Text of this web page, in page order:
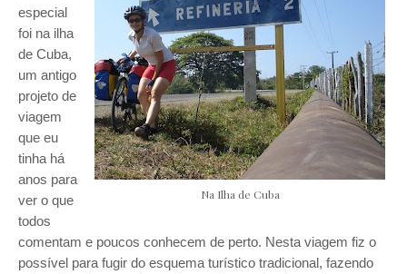
Na Ilha de Cuba
especial
foi na ilha
de Cuba,
um antigo
projeto de
viagem
que eu
tinha há
anos para
ver o que
todos
comentam e poucos conhecem de perto. Nesta viagem fiz o
possível para fugir do esquema turístico tradicional, fazendo